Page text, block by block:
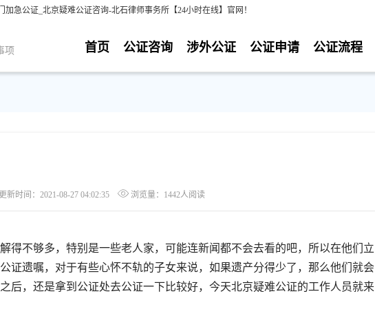
急公证_北京疑难公证咨询-北石律师事务所【24小时在线】官网！
项
公证流程
公证申请
涉外公证
公证咨询
首页
更新时间：2021-08-27 04:02:35 浏览量：1442人阅读
不够多，特别是一些老人家，可能连新闻都不会去看的吧，所以在他们立
证遗嘱，对于有些心怀不轨的子女来说，如果遗产分得少了，那么他们就会
后，还是拿到公证处去公证一下比较好，今天北京疑难公证的工作人员就来